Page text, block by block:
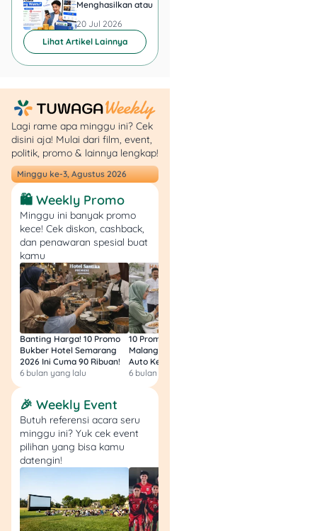
– Rainer Maria Rilke
Pesannya:Hiduplah
bersama pertanyaan-
pertanyaan itu sekarang.
sedikit, tanpa kamu sadari,
suatu hari di masa depan
kamu akan hidup hingga
sampai pada jawabannya.
8.“Coba dulu, gagal
nggak masalah, asal
nggak berhenti”
Samuel Beckett
Pesannya:Pernah
mencoba. Pernah gagal.
Tidak masalah. Coba lagi.
Gagal lagi. Gagal dengan
lebih baik.
9.“Tenang, semua
orang juga lagi belajar
kayak kamu.”
Carol Dweck
Pesannya:Sesuai konsep
growth mindset
Dweck
dalam bukunya
Mindset: The New
Psychology of Success.
Menghasilkan atau Cuma
20 Jul 2026
Lihat Artikel Lainnya
Lagi rame apa minggu ini? Cek
disini aja! Mulai dari film, event,
politik, promo & lainnya lengkap!
Minggu ke-3, Agustus 2026
🛍️ Weekly Promo
Minggu ini banyak promo
kece! Cek diskon, cashback,
dan penawaran spesial buat
kamu
Banting Harga! 10 Promo
Bukber Hotel Semarang
2026 Ini Cuma 90 Ribuan!
6 bulan yang lalu
10 Promo Bukber Hotel
Malang 2026: Start 75rb,
Auto Kenyang!
6 bulan yang lalu
🎉 Weekly Event
Butuh referensi acara seru
minggu ini? Yuk cek event
pilihan yang bisa kamu
datengin!